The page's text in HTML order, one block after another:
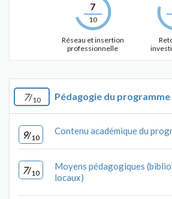
7
10
Réseau et insertion
professionnelle
7/10 Pédagogie du programme
9/10
Contenu académique du
7/10
Moyens pédagogiques
locaux)